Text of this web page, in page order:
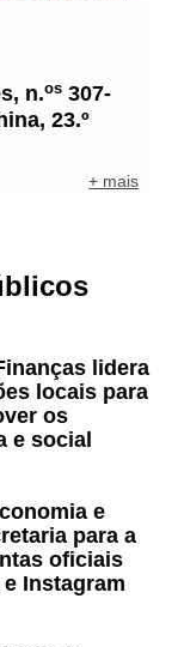
n.os 307-
23.º
+ mais
lidera
locais para
os
e social
e
para a
oficiais
Instagram